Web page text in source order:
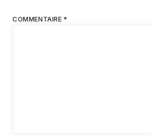
COMMENTAIRE*